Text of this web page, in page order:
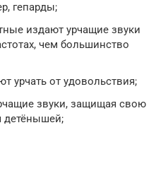
гепарды;
издают урчащие звуки
чем большинство
урчать от удовольствия;
звуки, защищая свою
детёнышей;